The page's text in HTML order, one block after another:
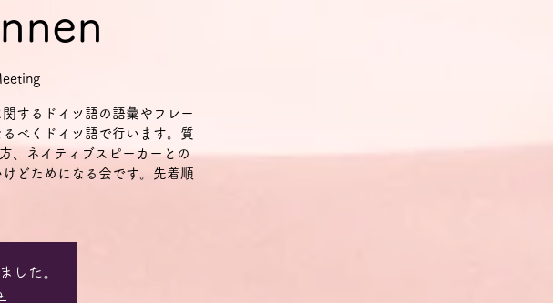
するドイツ語の語彙やフレー
べくドイツ語で行います。質
、ネイティブスピーカーとの
どためになる会です。先着順
した。